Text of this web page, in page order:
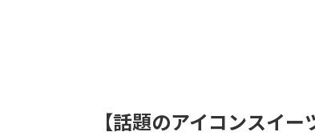
【話題のアイコンスイ